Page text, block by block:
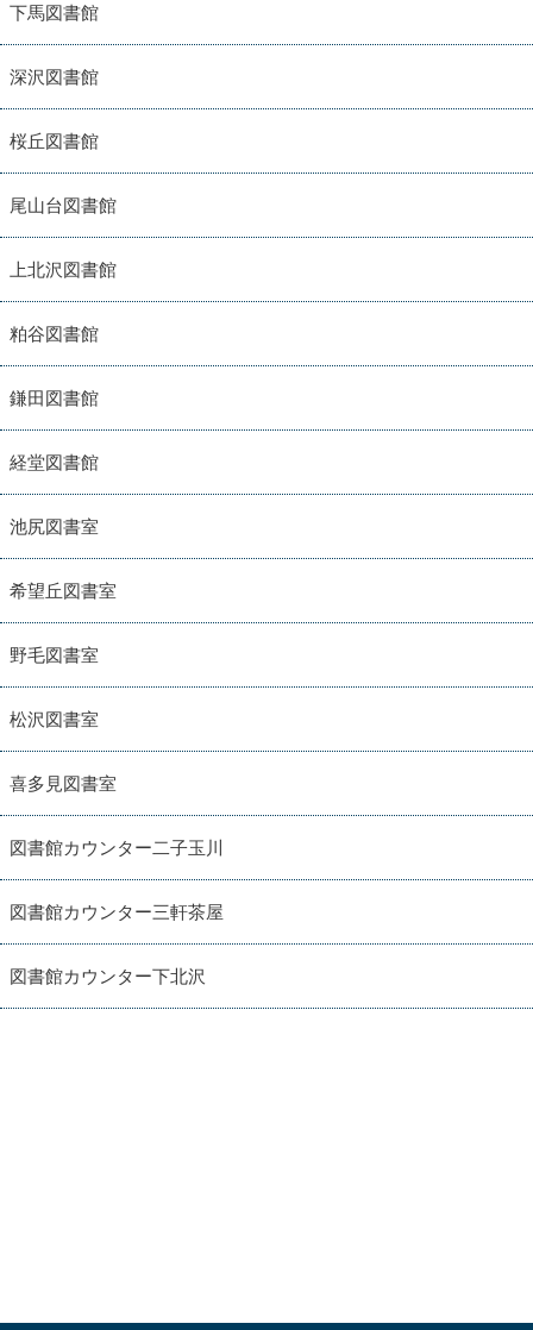
下馬図書館
深沢図書館
桜丘図書館
尾山台図書館
上北沢図書館
粕谷図書館
鎌田図書館
経堂図書館
池尻図書室
希望丘図書室
野毛図書室
松沢図書室
喜多見図書室
図書館カウンター二子玉川
図書館カウンター三軒茶屋
図書館カウンター下北沢